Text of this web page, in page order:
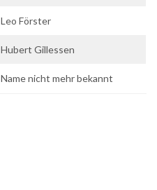
Leo Förster
Hubert Gillessen
Name nicht mehr bekannt